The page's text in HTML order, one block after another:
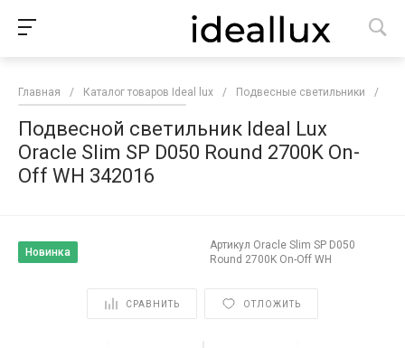
Главная / Каталог товаров Ideal lux / Подвесные светильники /
Подвесной светильник Ideal Lux
Oracle Slim SP D050 Round 2700K On-
Off WH 342016
Новинка
Артикул Oracle Slim SP D050
Round 2700K On-Off WH
СРАВНИТЬ ОТЛОЖИТЬ